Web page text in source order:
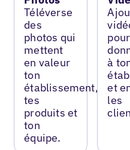
Téléverse
des
photos qui
mettent
en valeur
ton
établissement,
tes
produits et
ton
équipe.
pour
à
et
les